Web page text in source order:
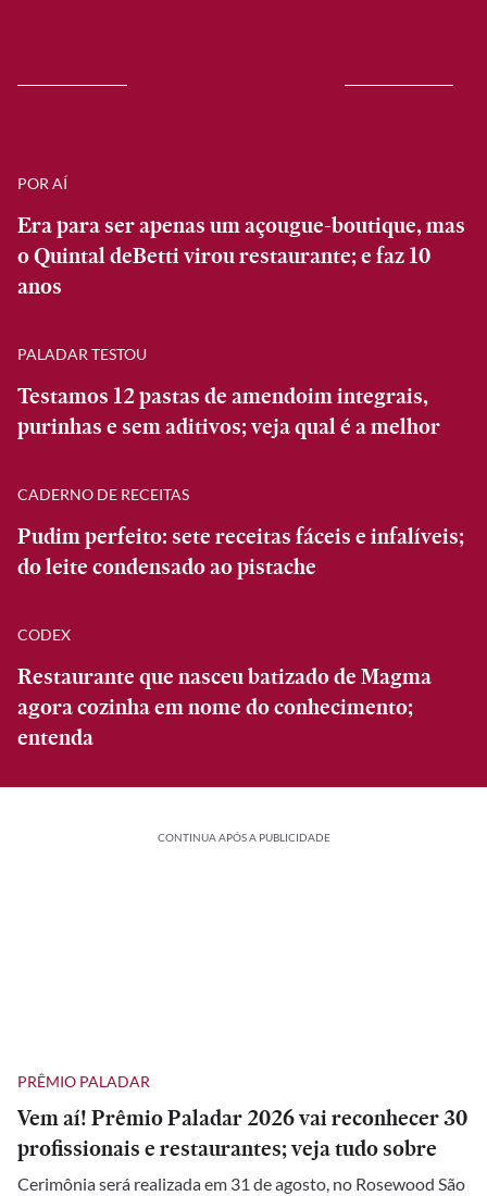
POR AÍ
Era para ser apenas um açougue-boutique, mas
o Quintal deBetti virou restaurante; e faz 10
anos
PALADAR TESTOU
Testamos 12 pastas de amendoim integrais,
purinhas e sem aditivos; veja qual é a melhor
CADERNO DE RECEITAS
Pudim perfeito: sete receitas fáceis e infalíveis;
do leite condensado ao pistache
CODEX
Restaurante que nasceu batizado de Magma
agora cozinha em nome do conhecimento;
entenda
CONTINUA APÓS A PUBLICIDADE
PRÊMIO PALADAR
Vem aí! Prêmio Paladar 2026 vai reconhecer 30
profissionais e restaurantes; veja tudo sobre
Cerimônia será realizada em 31 de agosto, no Rosewood São